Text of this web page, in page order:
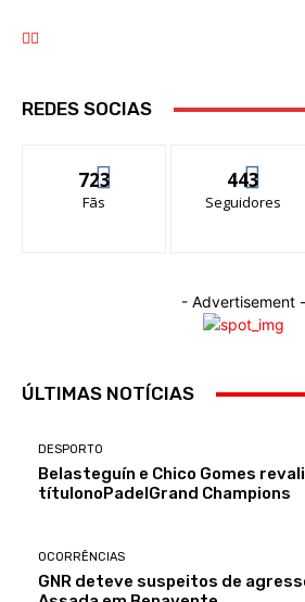
REDES SOCIAS
723
Fãs
443
Seguidores
- Advertisement -
ÚLTIMAS NOTÍCIAS
DESPORTO
Belasteguín e Chico Gomes
títulonoPadelGrand Champions
OCORRÊNCIAS
GNR deteve suspeitos de